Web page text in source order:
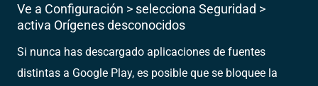
Ve a Configuración > selecciona Seguridad >
activa Orígenes desconocidos
Si nunca has descargado aplicaciones de fuentes
distintas a Google Play, es posible que se bloquee la